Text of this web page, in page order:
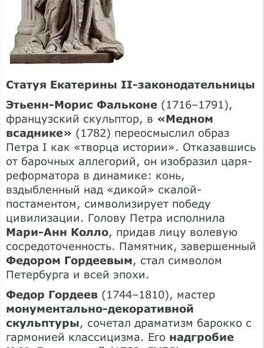
Статуя Екатерины II-законодательницы
Этьенн-Морис Фальконе (1716–1791),
французский скульптор, в «Медном
всаднике» (1782) переосмыслил образ
Петра I как «творца истории». Отказавшись
от барочных аллегорий, он изобразил царя-
реформатора в динамике: конь,
вздыбленный над «дикой» скалой-
постаментом, символизирует победу
цивилизации. Голову Петра исполнила
Мари-Анн Колло, придав лицу волевую
сосредоточенность. Памятник, завершенный
Федором Гордеевым, стал символом
Петербурга и всей эпохи.
Федор Гордеев (1744–1810), мастер
монументально-декоративной
скульптуры, сочетал драматизм барокко с
гармонией классицизма. Его надгробие